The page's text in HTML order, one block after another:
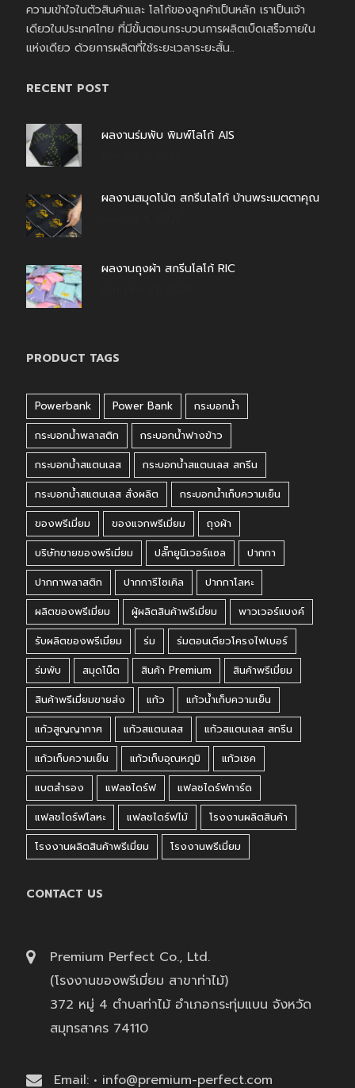
ความเข้าใจในตัวสินค้าและ โลโก้ของลูกค้าเป็นหลัก เราเป็นเจ้า
เดียวในประเทศไทย ที่มีขั้นตอนกระบวนการผลิตเบ็ดเสร็จภายใน
แห่งเดียว ด้วยการผลิตที่ใช้ระยะเวลาระยะสั้น..
RECENT POST
ผลงานร่มพับ พิมพ์โลโก้ AIS
ผลงานสมุดโน้ต สกรีนโลโก้ บ้านพระเมตตาคุณ
ผลงานถุงผ้า สกรีนโลโก้ RIC
PRODUCT TAGS
Powerbank Power Bank
กระบอกน้ำ
กระบอกน้ำพลาสติก
กระบอกน้ำฟางข้าว
กระบอกน้ำสแตนเลส
กระบอกน้ำสแตนเลส สกรีน
กระบอกน้ำสแตนเลส สั่งผลิต
กระบอกน้ำเก็บความเย็น
ของพรีเมี่ยม
ของแจกพรีเมี่ยม
ถุงผ้า
บริษัทขายของพรีเมี่ยม
ปลั๊กยูนิเวอร์แซล
ปากกา
ปากกาพลาสติก
ปากการีไซเคิล
ปากกาโลหะ
ผลิตของพรีเมี่ยม
ผู้ผลิตสินค้าพรีเมี่ยม
พาวเวอร์แบงค์
รับผลิตของพรีเมี่ยม
ร่ม
ร่มตอนเดียวโครงไฟเบอร์
ร่มพับ
สมุดโน๊ต สินค้า Premium
สินค้าพรีเมี่ยม
สินค้าพรีเมี่ยมขายส่ง
แก้ว
แก้วน้ำเก็บความเย็น
แก้วสูญญากาศ
แก้วสแตนเลส
แก้วสแตนเลส สกรีน
แก้วเก็บความเย็น
แก้วเก็บอุณหภูมิ
แก้วเชค
แบตสำรอง
แฟลชไดร์ฟ
แฟลชไดร์ฟการ์ด
แฟลชไดร์ฟโลหะ
แฟลชไดร์ฟไม้
โรงงานผลิตสินค้า
โรงงานผลิตสินค้าพรีเมี่ยม
โรงงานพรีเมี่ยม
CONTACT US
Premium Perfect Co., Ltd.
(โรงงานของพรีเมี่ยม สาขาท่าไม้)
372 หมู่ 4 ตำบลท่าไม้ อำเภอกระทุ่มแบน จังหวัด
สมุทรสาคร 74110
Email: • info@premium-perfect.com